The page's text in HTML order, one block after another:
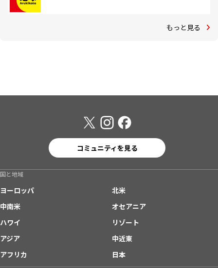
もっと見る
コミュニティを見る
国と地域
ヨーロッパ
北米
中南米
オセアニア
ハワイ
リゾート
アジア
中近東
アフリカ
日本